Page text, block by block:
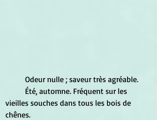
	Odeur nulle ; saveur très agréable.
vieilles souches dans tous les bois de
chênes.